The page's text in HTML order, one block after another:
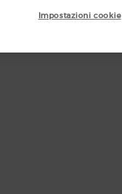
Impostazioni cookie